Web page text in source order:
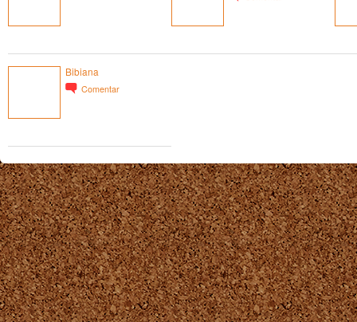
Bibiana
Comentar